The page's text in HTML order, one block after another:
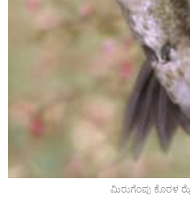
ಮಿರುಗೆಂಪು ಕೊರಳ